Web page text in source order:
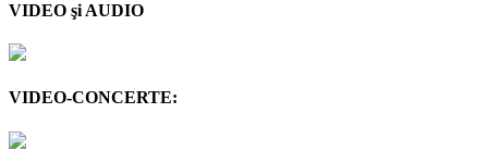
VIDEO şi AUDIO
VIDEO-CONCERTE: